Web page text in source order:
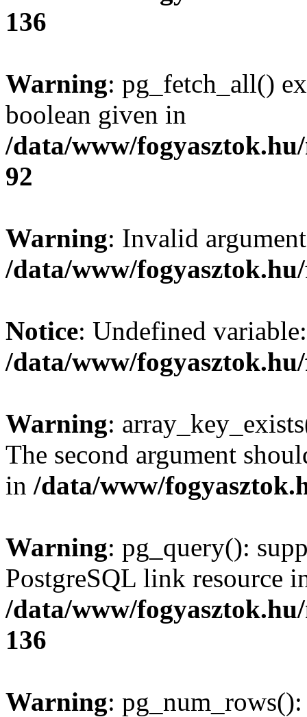
136
Warning: pg_fetch_all()
boolean given in
/data/www/
92
Warning: Invalid
/data/www/
Notice: Undefined
/data/www/
Warning:
The second argument
in /data/www/
Warning: pg_query():
PostgreSQL link resource
/data/www/
136
Warning: